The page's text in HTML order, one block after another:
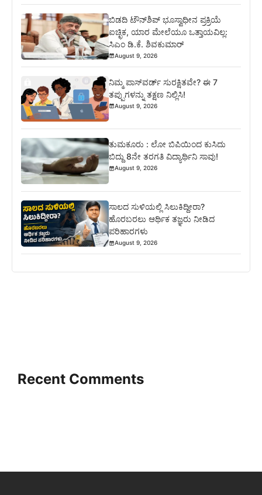
ಬಿಡದಿ ಟೌನ್‌ಶಿಪ್‌ ಭೂಸ್ವಾಧೀನ ಪ್ರಕ್ರಿಯೆ
ಐಚ್ಛಿಕ, ಯಾರ ಮೇಲೆಯೂ ಒತ್ತಾಯವಿಲ್ಲ:
ಸಿಎಂ ಡಿ.ಕೆ. ಶಿವಕುಮಾರ್
August 9, 2026
ನಿಮ್ಮ ಪಾಸ್‌ವರ್ಡ್ ಸುರಕ್ಷಿತವೇ? ಈ 7
ತಪ್ಪುಗಳನ್ನು ತಕ್ಷಣ ನಿಲ್ಲಿಸಿ!
August 9, 2026
ತುಮಕೂರು : ಲೋ ಬಿಪಿಯಿಂದ ಕುಸಿದು
ಬಿದ್ದು 8ನೇ ತರಗತಿ ವಿದ್ಯಾರ್ಥಿನಿ ಸಾವು!
August 9, 2026
ಸಾಲದ ಸುಳಿಯಲ್ಲಿ ಸಿಲುಕಿದ್ದೀರಾ?
ಹೊರಬರಲು ಆರ್ಥಿಕ ತಜ್ಞರು ನೀಡಿದ
ಪರಿಹಾರಗಳು
August 9, 2026
Recent Comments